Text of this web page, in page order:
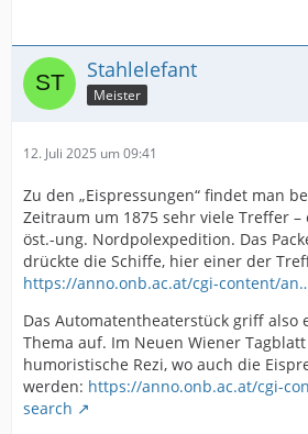
Stahlelefant
Meister
12. Juli 2025 um 09:41
Zu den „Eispressungen“ findet man
Zeitraum um 1875 sehr viele Treffer –
öst.-ung. Nordpolexpedition. Das
drückte die Schiffe, hier einer der
https://anno.onb.ac.at/cgi-content/
Das Automatentheaterstück griff also
Thema auf. Im Neuen Wiener
humoristische Rezi, wo auch die
werden: https://anno.onb.ac.at/cgi-
search